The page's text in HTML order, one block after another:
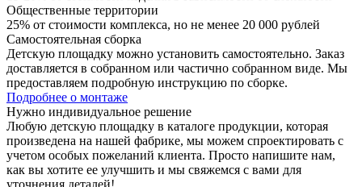
Общественные территории
25% от стоимости комплекса, но не менее 20 000 рублей
Самостоятельная сборка
Детскую площадку можно установить самостоятельно. Заказ
доставляется в собранном или частично собранном виде. Мы
предоставляем подробную инструкцию по сборке.
Подробнее о монтаже
Нужно индивидуальное решение
Любую детскую площадку в каталоге продукции, которая
произведена на нашей фабрике, мы можем спроектировать с
учетом особых пожеланий клиента. Просто напишите нам,
как вы хотите ее улучшить и мы свяжемся с вами для
уточнения деталей!